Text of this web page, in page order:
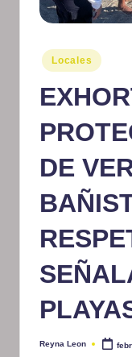
m
at
iv
o
Publicado
en
Locales
DE
Publicado
Reyna Leon